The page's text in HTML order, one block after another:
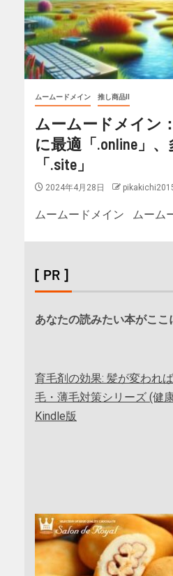
ムームードメイン 推し商品II
ムームードメイン
に最適「.online」
「.site」
2024年4月28日
ムームードメイン ムーム
[ PR ]
あなたの読みたい本がここ
育毛剤の効果: 髪が変われ
毛・薄毛対策シリーズ (健
Kindle版